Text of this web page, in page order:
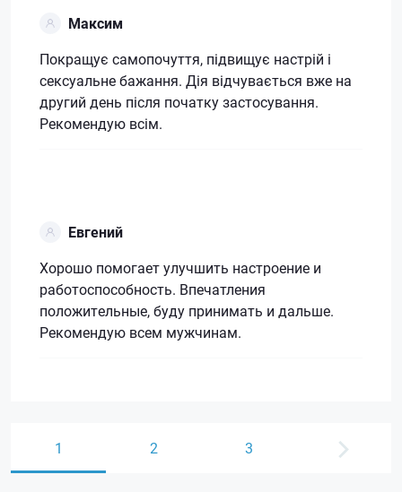
Максим
Покращує самопочуття, підвищує настрій і
сексуальне бажання. Дія відчувається вже на
другий день після початку застосування.
Рекомендую всім.
Евгений
Хорошо помогает улучшить настроение и
работоспособность. Впечатления
положительные, буду принимать и дальше.
Рекомендую всем мужчинам.
1 2 3